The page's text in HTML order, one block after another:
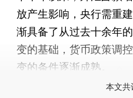
放产生影响，央行需重
渐具备了从过去十余年
变的基础，货币政策调
变的条件逐渐成熟。
本文共